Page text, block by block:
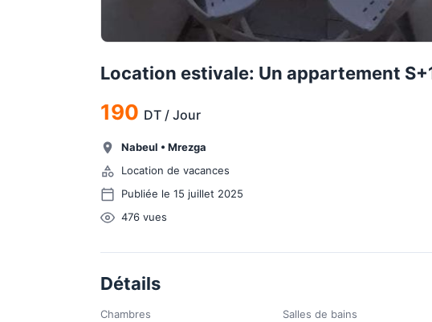
Location estivale: Un appartement
190 DT / Jour
Nabeul • Mrezga
Location de vacances
Publiée le 15 juillet 2025
476vues
Détails
Chambres Salles de bains